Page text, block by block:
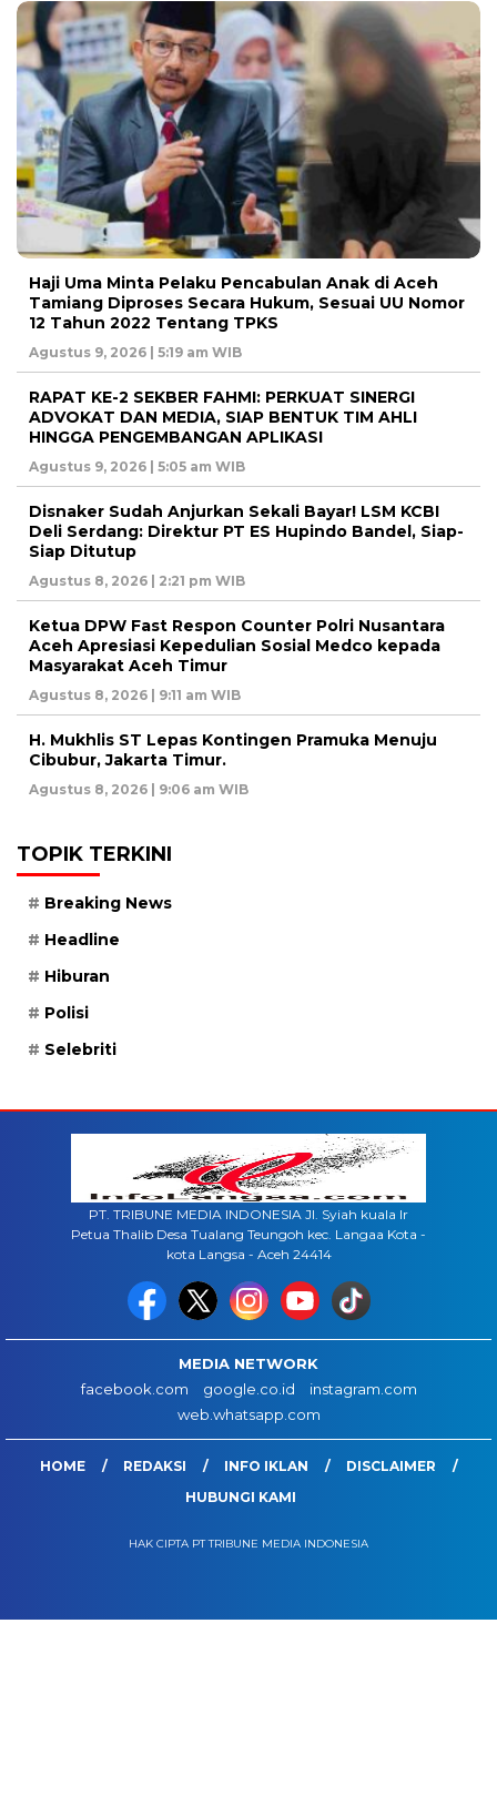
Haji Uma Minta Pelaku Pencabulan Anak di Aceh
Tamiang Diproses Secara Hukum, Sesuai UU Nomor
12 Tahun 2022 Tentang TPKS
Agustus 9, 2026 | 5:19 am WIB
RAPAT KE-2 SEKBER FAHMI: PERKUAT SINERGI
ADVOKAT DAN MEDIA, SIAP BENTUK TIM AHLI
HINGGA PENGEMBANGAN APLIKASI
Agustus 9, 2026 | 5:05 am WIB
Disnaker Sudah Anjurkan Sekali Bayar! LSM KCBI
Deli Serdang: Direktur PT ES Hupindo Bandel, Siap-
Siap Ditutup
Agustus 8, 2026 | 2:21 pm WIB
Ketua DPW Fast Respon Counter Polri Nusantara
Aceh Apresiasi Kepedulian Sosial Medco kepada
Masyarakat Aceh Timur
Agustus 8, 2026 | 9:11 am WIB
H. Mukhlis ST Lepas Kontingen Pramuka Menuju
Cibubur, Jakarta Timur.
Agustus 8, 2026 | 9:06 am WIB
TOPIK TERKINI
Breaking News
Headline
Hiburan
Polisi
Selebriti
PT. TRIBUNE MEDIA INDONESIA Jl. Syiah kuala lr
Petua Thalib Desa Tualang Teungoh kec. Langaa Kota -
kota Langsa - Aceh 24414
MEDIA NETWORK
facebook.com
google.co.id
instagram.com
web.whatsapp.com
HOME REDAKSI INFO IKLAN
DISCLAIMER
HUBUNGI KAMI
HAK CIPTA PT TRIBUNE MEDIA INDONESIA